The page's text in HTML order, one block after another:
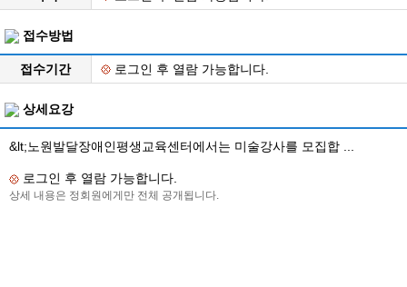
접수방법
접수기간 로그인 후 열람 가능합니다.
상세요강
&lt;노원발달장애인평생교육센터에서는 미술강사를 모집합 ...
로그인 후 열람 가능합니다.
상세 내용은 정회원에게만 전체 공개됩니다.